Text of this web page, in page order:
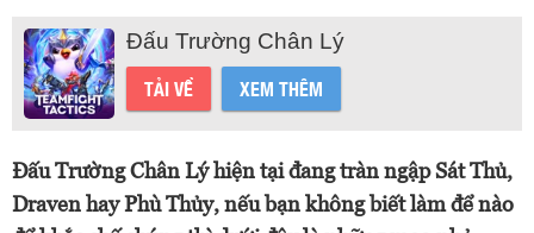
Đấu Trường Chân Lý
TẢI VỀ XEM THÊM
Đấu Trường Chân Lý hiện tại đang tràn ngập Sát Thủ,
Draven hay Phù Thủy, nếu bạn không biết làm để nào